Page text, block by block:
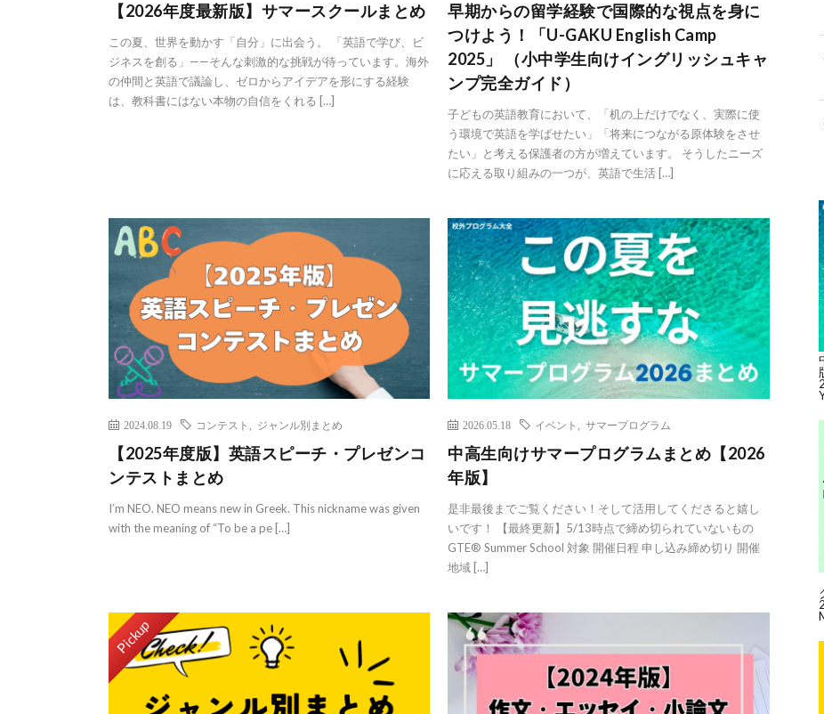
【2026年度最新版】サマースクールまとめ
この夏、世界を動かす「自分」に出会う。 「英語で学び、ビ
ジネスを創る」——そんな刺激的な挑戦が待っています。海外
の仲間と英語で議論し、ゼロからアイデアを形にする経験
は、教科書にはない本物の自信をくれる […]
早期からの留学経験で国際的な視点を身に
つけよう！「U-GAKU English Camp
2025」 （小中学生向けイングリッシュキャ
ンプ完全ガイド）
子どもの英語教育において、「机の上だけでなく、実際に使
う環境で英語を学ばせたい」「将来につながる原体験をさせ
たい」と考える保護者の方が増えています。 そうしたニーズ
に応える取り組みの一つが、英語で生活 […]
2024.08.19 コンテスト ジャンル別まとめ
【2025年度版】英語スピーチ・プレゼンコ
ンテストまとめ
I’m NEO. NEO means new in Greek. This nickname was given
with the meaning of “To be a pe […]
2026.05.18 イベント ,サマープログラム
中高生向けサマープログラムまとめ【2026
年版】
是非最後までご覧ください！そして活用してくださると嬉し
いです！ 【最終更新】5/13時点で締め切られていないもの
GTE® Summer School 対象 開催日程 申し込み締め切り 開催
地域 […]
Pickup